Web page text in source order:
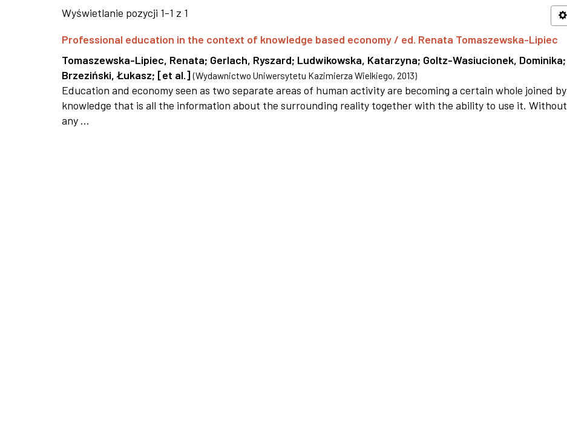
Wyświetlanie pozycji 1-1 z 1
Professional education in the context of knowledge based economy / ed. Renata Tomaszewska-Lipiec
Tomaszewska-Lipiec, Renata; Gerlach, Ryszard; Ludwikowska, Katarzyna; Goltz-Wasiucionek, Dominika;
Brzeziński, Łukasz; [et al.] (Wydawnictwo Uniwersytetu Kazimierza Wielkiego, 2013)
Education and economy seen as two separate areas of human activity are becoming a certain whole joined by
knowledge that is all the information about the surrounding reality together with the ability to use it. Without
any ...